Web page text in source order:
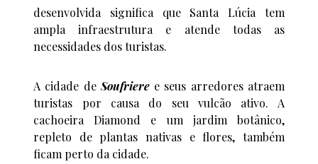
desenvolvida significa que Santa Lúcia tem
ampla infraestrutura e atende todas as
necessidades dos turistas.
A cidade de Soufrieree seus arredores atraem
turistas por causa do seu vulcão ativo. A
cachoeira Diamond e um jardim botânico,
repleto de plantas nativas e flores, também
ficam perto da cidade.